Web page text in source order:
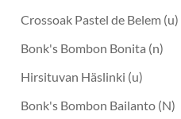
Crossoak Pastel de Belem (u)
Bonk's Bombon Bonita (n)
Hirsituvan Häslinki (u)
Bonk's Bombon Bailanto (N)